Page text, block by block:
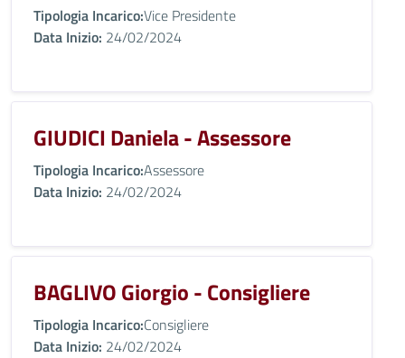
Tipologia Incarico:Vice Presidente
Data Inizio: 24/02/2024
GIUDICI Daniela - Assessore
Tipologia Incarico:Assessore
Data Inizio: 24/02/2024
BAGLIVO Giorgio - Consigliere
Tipologia Incarico:Consigliere
Data Inizio: 24/02/2024